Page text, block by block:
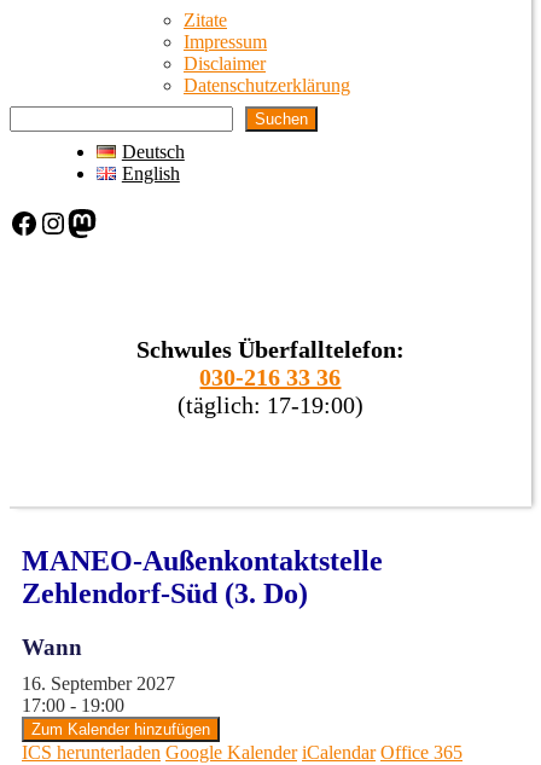
Zitate
Impressum
Disclaimer
Datenschutzerklärung
Suchen
Deutsch
English
Facebook Instagram Mastodon
Schwules Überfalltelefon:
030-216 33 36
(täglich: 17-19:00)
MANEO-Außenkontaktstelle
Zehlendorf-Süd (3. Do)
Wann
16. September 2027
17:00 - 19:00
Zum Kalender hinzufügen
ICS herunterladen Google Kalender iCalendar Office 365